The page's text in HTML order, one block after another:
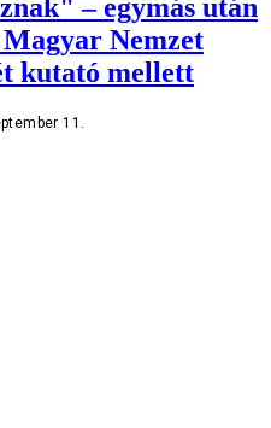
– egymás után
Nemzet
kutató mellett
11.